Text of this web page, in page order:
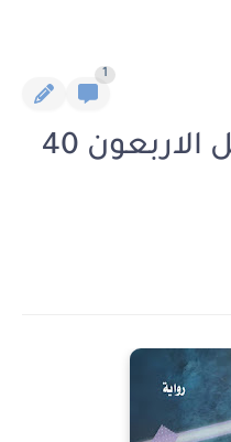
1
رواية لاجلها الفصل الاربعون 40